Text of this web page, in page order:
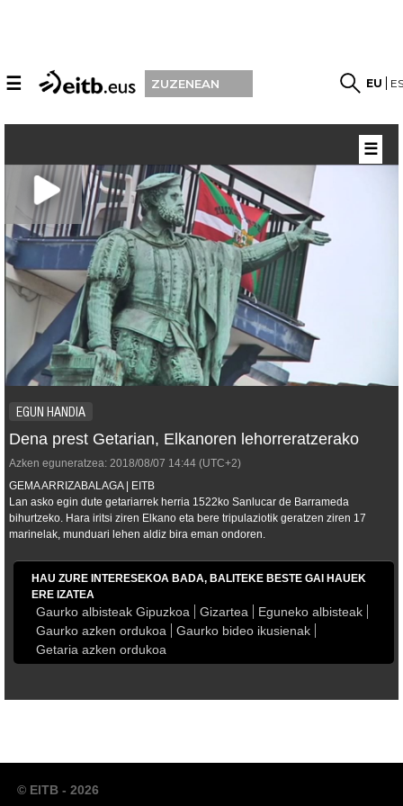
☰ ZUZENEAN EU
EGUN HANDIA
Dena prest Getarian, Elkanoren lehorreratzerako
Azken eguneratzea: 2018/08/07 14:44 (UTC+2)
GEMA ARRIZABALAGA | EITB
Lan asko egin dute getariarrek herria 1522ko Sanlucar de Barrameda
bihurtzeko. Hara iritsi ziren Elkano eta bere tripulaziotik geratzen ziren 17
marinelak, munduari lehen aldiz bira eman ondoren.
HAU ZURE INTERESEKOA BADA, BALITEKE BESTE GAI HAUEK
ERE IZATEA
Gaurko albisteak Gipuzkoa Gizartea
Eguneko albisteak
Gaurko azken ordukoa
Gaurko bideo ikusienak
Getaria azken ordukoa
☰
© EITB - 2026